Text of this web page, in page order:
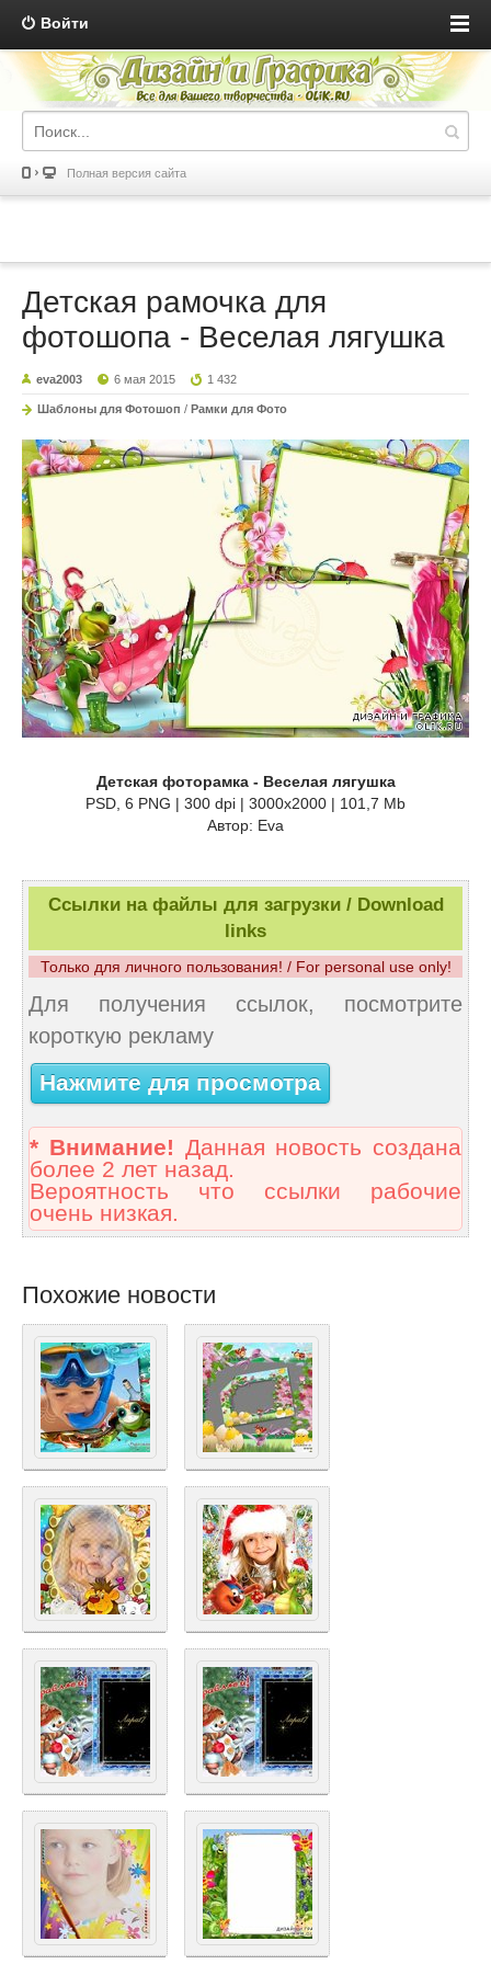
Войти
Полная версия сайта
Детская рамочка для
фотошопа - Веселая лягушка
eva2003 6 мая 2015 1 432
Шаблоны для Фотошоп / Рамки для Фото
Детская фоторамка - Веселая лягушка
PSD, 6 PNG | 300 dpi | 3000x2000 | 101,7 Mb
Автор: Eva
Ссылки на файлы для загрузки / Download
links
Только для личного пользования! / For personal use only!
Для получения ссылок, посмотрите
короткую рекламу
Нажмите для просмотра
* Внимание! Данная новость создана
более 2 лет назад.
Вероятность что ссылки рабочие
очень низкая.
Похожие новости